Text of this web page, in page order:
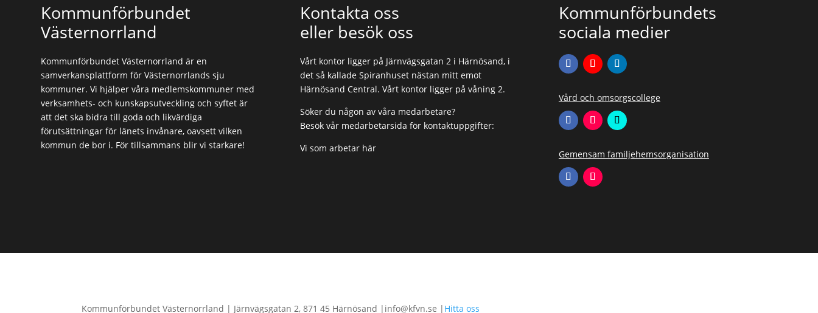
Kommunförbundet
Västernorrland
Kommunförbundet Västernorrland är en
samverkansplattform för Västernorrlands sju
kommuner. Vi hjälper våra medlemskommuner med
verksamhets- och kunskapsutveckling och syftet är
att det ska bidra till goda och likvärdiga
förutsättningar för länets invånare, oavsett vilken
kommun de bor i. För tillsammans blir vi starkare!
Kontakta oss
eller besök oss
Vårt kontor ligger på Järnvägsgatan 2 i Härnösand, i
det så kallade Spiranhuset nästan mitt emot
Härnösand Central. Vårt kontor ligger på våning 2.
Söker du någon av våra medarbetare?
Besök vår medarbetarsida för kontaktuppgifter:
Vi som arbetar här
Kommunförbundets
sociala medier
Vård och omsorgscollege
Gemensam familjehemsorganisation
Kommunförbundet Västernorrland | Järnvägsgatan 2, 871 45 Härnösand |info@kfvn.se | Hitta oss